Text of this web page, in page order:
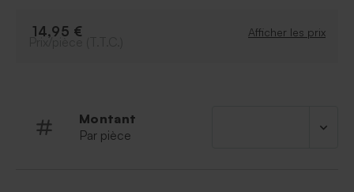
famille et rédigez un petit texte remplit de mot doux et
14,95 € Afficher les prix
Montant
Par pièce